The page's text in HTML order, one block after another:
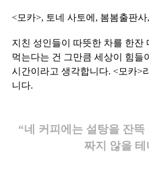
<모카>, 토네 사토에, 봄봄출판사
지친 성인들이 따뜻한 차를 한잔
먹는다는 건 그만큼 세상이 힘들
시간이라고 생각합니다. <모카>
니다.
“네 커피에는 설탕을 잔
짜지 않을 테